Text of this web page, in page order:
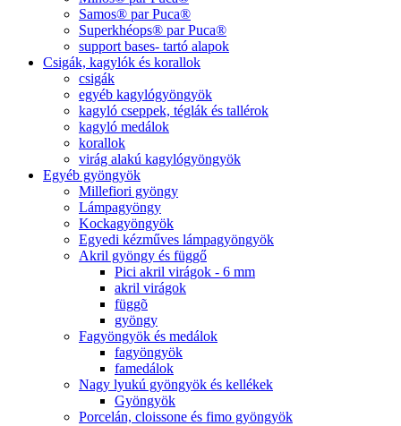
Samos® par Puca®
Superkhéops® par Puca®
support bases- tartó alapok
Csigák, kagylók és korallok
csigák
egyéb kagylógyöngyök
kagyló cseppek, téglák és tallérok
kagyló medálok
korallok
virág alakú kagylógyöngyök
Egyéb gyöngyök
Millefiori gyöngy
Lámpagyöngy
Kockagyöngyök
Egyedi kézműves lámpagyöngyök
Akril gyöngy és függő
Pici akril virágok - 6 mm
akril virágok
függõ
gyöngy
Fagyöngyök és medálok
fagyöngyök
famedálok
Nagy lyukú gyöngyök és kellékek
Gyöngyök
Porcelán, cloissone és fimo gyöngyök